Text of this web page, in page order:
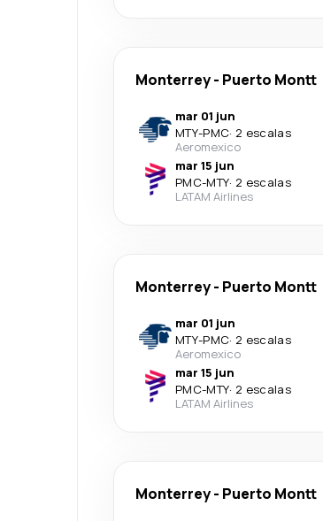
Monterrey- Puerto Montt
mar 01 jun
MTY-PMC· 2 escalas
Aeromexico
mar 15 jun
PMC-MTY· 2 escalas
LATAM Airlines
Monterrey- Puerto Montt
mar 01 jun
MTY-PMC· 2 escalas
Aeromexico
mar 15 jun
PMC-MTY· 2 escalas
LATAM Airlines
Monterrey- Puerto Montt